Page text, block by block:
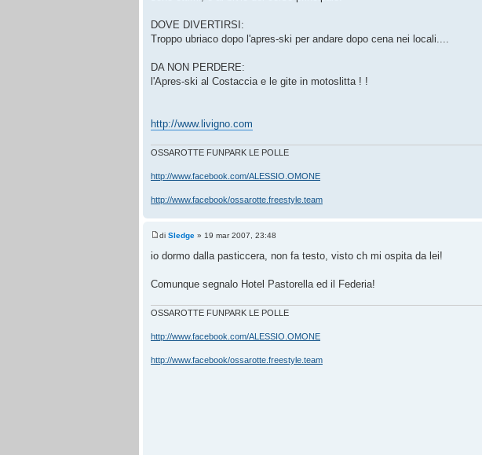
DOVE DIVERTIRSI:
Troppo ubriaco dopo l'apres-ski per andare dopo cena nei locali....
DA NON PERDERE:
l'Apres-ski al Costaccia e le gite in motoslitta ! !
http://www.livigno.com
OSSAROTTE FUNPARK LE POLLE
http://www.facebook.com/ALESSIO.OMONE
http://www.facebook/ossarotte.freestyle.team
di Sledge » 19 mar 2007, 23:48
io dormo dalla pasticcera, non fa testo, visto ch mi ospita da lei!
Comunque segnalo Hotel Pastorella ed il Federia!
OSSAROTTE FUNPARK LE POLLE
http://www.facebook.com/ALESSIO.OMONE
http://www.facebook/ossarotte.freestyle.team